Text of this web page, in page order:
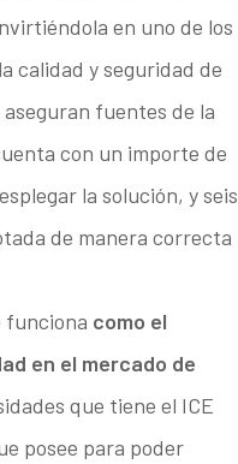
en uno de los
calidad y seguridad de
fuentes de la
con un importe de
la solución, y seis
de manera correcta
funciona como el
en el mercado de
que tiene el ICE
posee para poder